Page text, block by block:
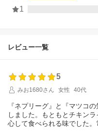
1
レビュー一覧
5
みお1680さん
女性 40代
『ネプリーグ』と『マツコ
しました。もともとチキン
心して食べられる味でした。